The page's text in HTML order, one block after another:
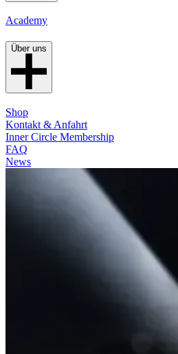
Academy
Über uns
Shop
Kontakt & Anfahrt
Inner Circle Membership
FAQ
News